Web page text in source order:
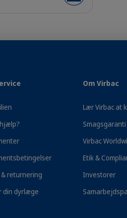
velsmagende opskrifter er
leddene og støtter din
returnering
din dyrlæge
Om Virbac
Lær Virbac at
Smagsgaranti
Virbac
Etik &
Investorer